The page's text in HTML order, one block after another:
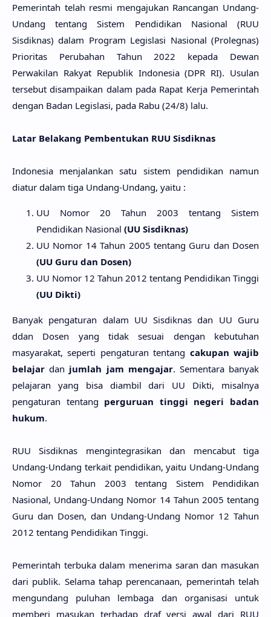
Pemerintah telah resmi mengajukan Rancangan Undang-
Undang tentang Sistem Pendidikan Nasional (RUU
Sisdiknas) dalam Program Legislasi Nasional (Prolegnas)
Prioritas Perubahan Tahun 2022 kepada Dewan
Perwakilan Rakyat Republik Indonesia (DPR RI). Usulan
tersebut disampaikan dalam pada Rapat Kerja Pemerintah
dengan Badan Legislasi, pada Rabu (24/8) lalu.
Latar Belakang Pembentukan RUU Sisdiknas
Indonesia menjalankan satu sistem pendidikan namun
diatur dalam tiga Undang-Undang, yaitu :
UU Nomor 20 Tahun 2003 tentang Sistem
Pendidikan Nasional (UU Sisdiknas)
UU Nomor 14 Tahun 2005 tentang Guru dan Dosen
(UU Guru dan Dosen)
UU Nomor 12 Tahun 2012 tentang Pendidikan Tinggi
(UU Dikti)
Banyak pengaturan dalam UU Sisdiknas dan UU Guru
ddan Dosen yang tidak sesuai dengan kebutuhan
masyarakat, seperti pengaturan tentang cakupan wajib
belajar dan jumlah jam mengajar. Sementara banyak
pelajaran yang bisa diambil dari UU Dikti, misalnya
pengaturan tentang perguruan tinggi negeri badan
hukum.
RUU Sisdiknas mengintegrasikan dan mencabut tiga
Undang-Undang terkait pendidikan, yaitu Undang-Undang
Nomor 20 Tahun 2003 tentang Sistem Pendidikan
Nasional, Undang-Undang Nomor 14 Tahun 2005 tentang
Guru dan Dosen, dan Undang-Undang Nomor 12 Tahun
2012 tentang Pendidikan Tinggi.
Pemerintah terbuka dalam menerima saran dan masukan
dari publik. Selama tahap perencanaan, pemerintah telah
mengundang puluhan lembaga dan organisasi untuk
memberi masukan terhadap draf versi awal dari RUU